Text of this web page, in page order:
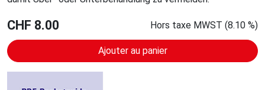
CHF 8.00 Hors taxe MWST (8.10 %)
Ajouter au panier